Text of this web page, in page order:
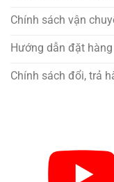
Chính sách vận
Hướng dẫn đặt hàng
Chính sách đổi, trả